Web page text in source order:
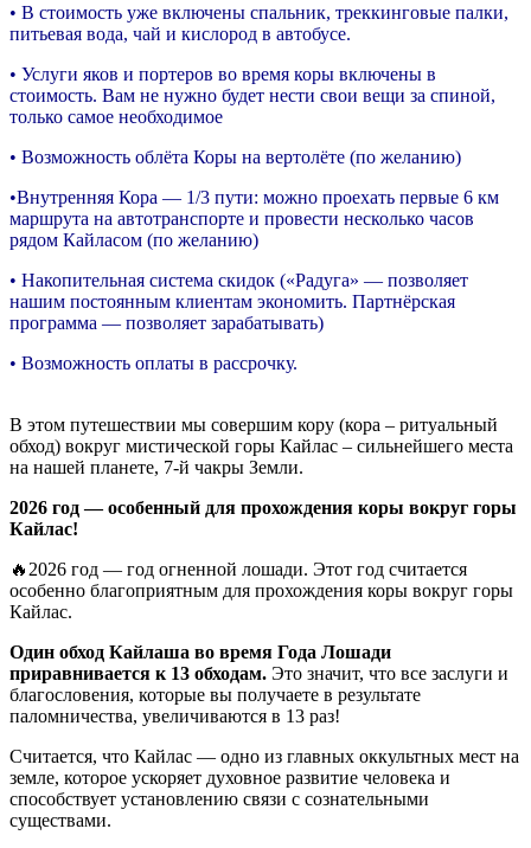
• В стоимость уже включены спальник, треккинговые палки,
питьевая вода, чай и кислород в автобусе.
• Услуги яков и портеров во время коры включены в
стоимость. Вам не нужно будет нести свои вещи за спиной,
только самое необходимое
• Возможность облёта Коры на вертолёте (по желанию)
•Внутренняя Кора — 1/3 пути: можно проехать первые 6 км
маршрута на автотранспорте и провести несколько часов
рядом Кайласом (по желанию)
• Накопительная система скидок («Радуга» — позволяет
нашим постоянным клиентам экономить. Партнёрская
программа — позволяет зарабатывать)
• Возможность оплаты в рассрочку.
В этом путешествии мы совершим кору (кора – ритуальный
обход) вокруг мистической горы Кайлас – сильнейшего места
на нашей планете, 7-й чакры Земли.
2026 год — особенный для прохождения коры вокруг горы
Кайлас!
🔥2026 год — год огненной лошади. Этот год считается
особенно благоприятным для прохождения коры вокруг горы
Кайлас.
Один обход Кайлаша во время Года Лошади
приравнивается к 13 обходам. Это значит, что все заслуги и
благословения, которые вы получаете в результате
паломничества, увеличиваются в 13 раз!
Считается, что Кайлас — одно из главных оккультных мест на
земле, которое ускоряет духовное развитие человека и
способствует установлению связи с сознательными
существами.